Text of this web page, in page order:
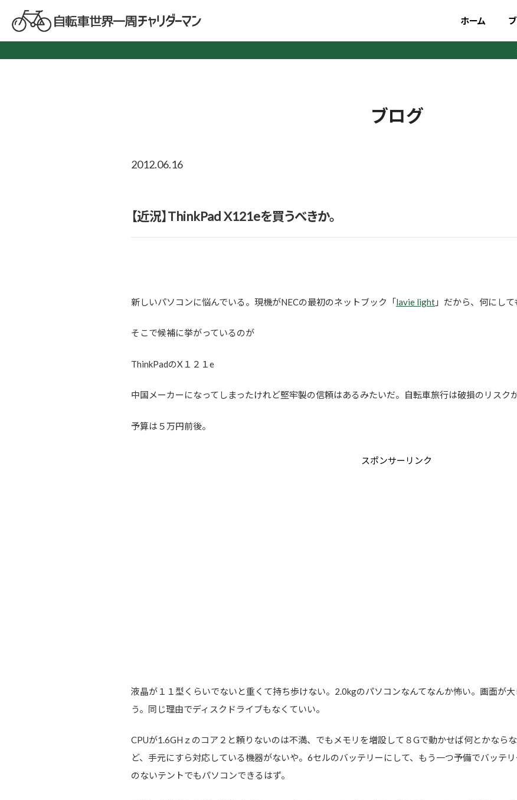
ホーム
ブログ
2012.06.16
【近況】ThinkPad X121eを買うべきか。
新しいパソコンに悩んでいる。現機がNECの最初のネットブック「lavie light 」だから、何にして
そこで候補に挙がっているのが
ThinkPadのX１２１e
中国メーカーになってしまったけれど堅牢製の信頼はあるみたいだ。自転車旅行は破損のリスクが
予算は５万円前後。
スポンサーリンク
液晶が１１型くらいでないと重くて持ち歩けない。2.0kgのパソコンなんてなんか怖い。画面が
う。同じ理由でディスクドライブもなくていい。
CPUが1.6GHｚのコア２と頼りないのは不満、でもメモリを増設して８Gで動かせば何とかなら
ど、手元にすら対応している機器がないや。6セルのバッテリーにして、もう一つ予備でバッテ
のないテントでもパソコンできるはず。